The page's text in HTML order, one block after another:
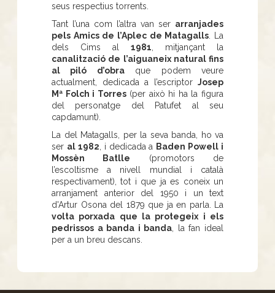
seus respectius torrents.
Tant l’una com l’altra van ser arranjades
pels Amics de l’Aplec de Matagalls . La
dels Cims al 1981 , mitjançant la
canalització de l’aiguaneix natural fins
al piló d’obraque podem veure
actualment, dedicada a l’escriptor Josep
Mª Folch i Torres(per això hi ha la figura
del personatge del Patufet al seu
capdamunt).
La del Matagalls, per la seva banda, ho va
ser al 1982 , i dedicada a Baden Powell i
Mossèn Batlle (promotors de
l’escoltisme a nivell mundial i català
respectivament), tot i que ja es coneix un
arranjament anterior del 1950 i un text
d'Artur Osona del 1879 que ja en parla. La
volta porxada que la protegeix i els
pedrissos a banda i banda , la fan ideal
per a un breu descans.